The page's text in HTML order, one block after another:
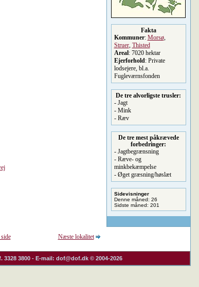
Fakta
Kommuner: Morsø,
Struer, Thisted
Areal: 7020 hektar
Ejerforhold: Private
lodsejere, bl.a.
Fugleværnsfonden
De tre alvorligste trusler:
- Jagt
- Mink
- Ræv
De tre mest påkrævede
forbedringer:
- Jagtbegrænsning
- Ræve- og
minkbekæmpelse
- Øget græsning/høslæt
Sidevisninger
Denne måned: 26
Sidste måned: 201
Næste lokalitet
3328 3800 - E-mail: dof@dof.dk © 2004-2026